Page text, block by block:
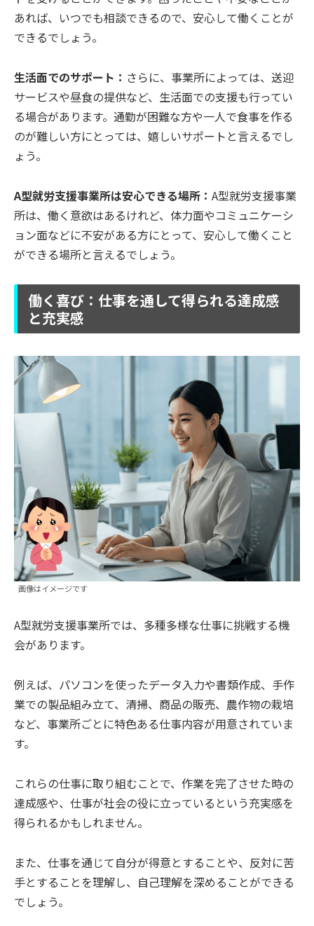
あれば、いつでも相談できるので、安心して働くことが
できるでしょう。
生活面でのサポート： さらに、事業所によっては、送迎
サービスや昼食の提供など、生活面での支援も行ってい
る場合があります。通勤が困難な方や一人で食事を作る
のが難しい方にとっては、嬉しいサポートと言えるでし
ょう。
A型就労支援事業所は安心できる場所： A型就労支援事業
所は、働く意欲はあるけれど、体力面やコミュニケーシ
ョン面などに不安がある方にとって、安心して働くこと
ができる場所と言えるでしょう。
働く喜び：仕事を通して得られる達成感
と充実感
画像はイメージです
A型就労支援事業所では、多種多様な仕事に挑戦する機
会があります。
例えば、パソコンを使ったデータ入力や書類作成、手作
業での製品組み立て、清掃、商品の販売、農作物の栽培
など、事業所ごとに特色ある仕事内容が用意されていま
す。
これらの仕事に取り組むことで、作業を完了させた時の
達成感や、仕事が社会の役に立っているという充実感を
得られるかもしれません。
また、仕事を通じて自分が得意とすることや、反対に苦
手とすることを理解し、自己理解を深めることができる
でしょう。